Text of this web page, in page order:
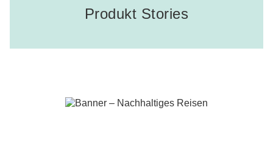
Produkt Stories